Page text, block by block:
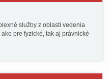
služby z oblasti vedenia
pre fyzické, tak aj právnické